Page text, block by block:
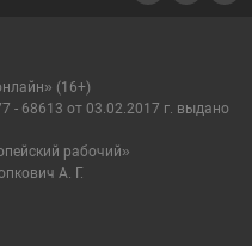
(16+)
68613 от 03.02.2017 г. выдано
рабочий»
А. Г.